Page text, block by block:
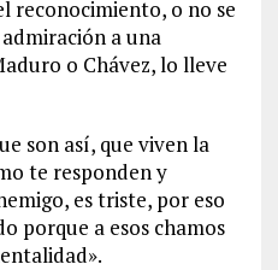
reconocimiento, o no se
a una
o Chávez, lo lleve
son así, que viven la
te responden y
es triste, por eso
porque a esos chamos